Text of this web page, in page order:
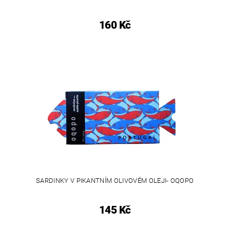
160 Kč
SARDINKY V PIKANTNÍM OLIVOVÉM OLEJI- OQOPO
145 Kč